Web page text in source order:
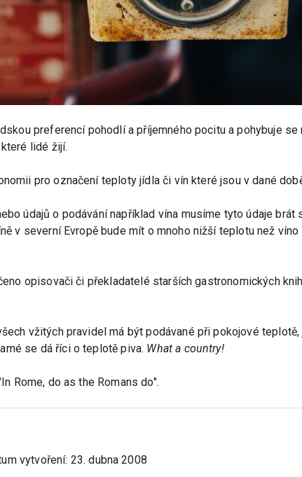
preferencí pohodlí a příjemného pocitu a pohybuje se
lidé žijí.
pro označení teploty jídla či vín které jsou v dané
údajů o podávání například vína musíme tyto údaje brát
v severní Evropě bude mít o mnoho nižší teplotu než
opisovači či překladatelé starších gastronomických
vžitých pravidel má být podávané při pokojové
se dá říci o teplotě piva. What a country!
Rome, do as the Romans do".
vytvoření: 23. dubna 2008